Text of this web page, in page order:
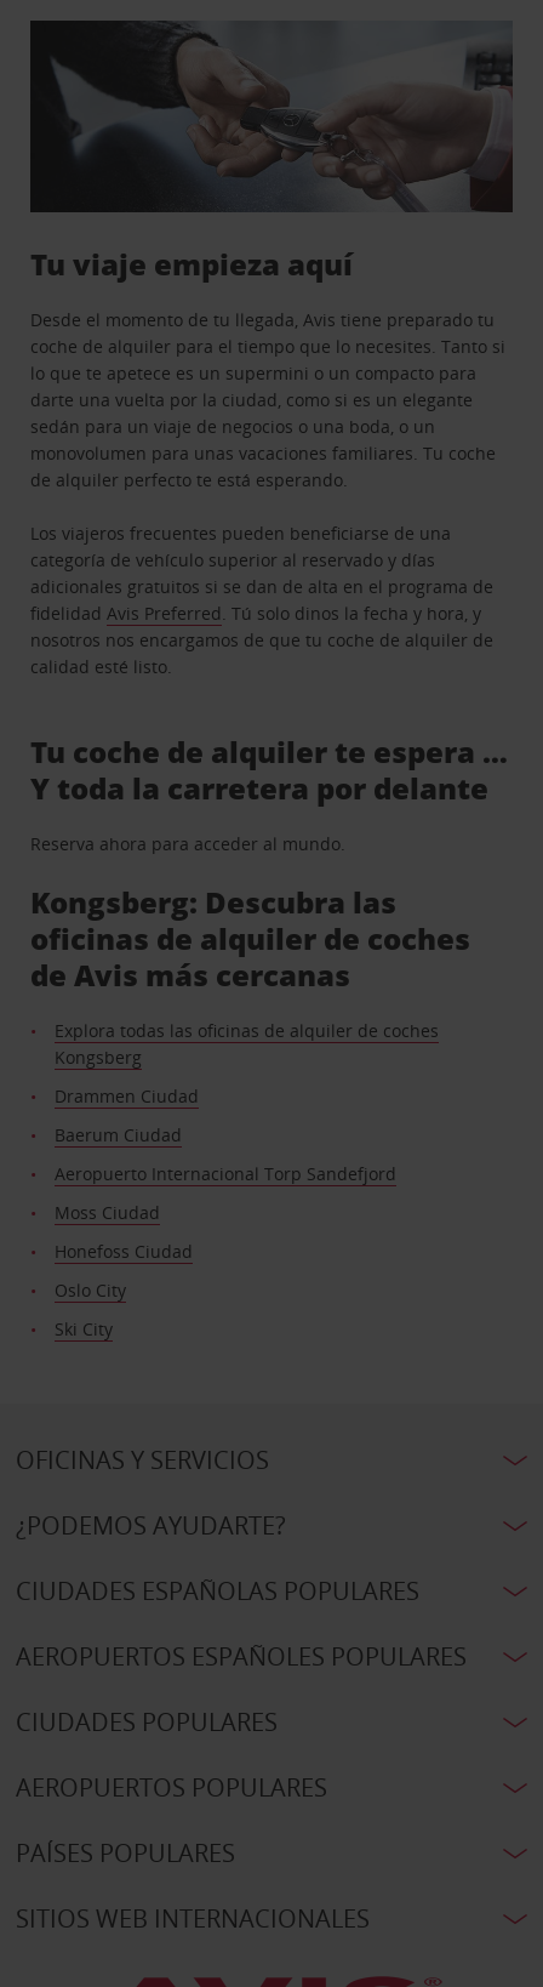
Tu viaje empieza aquí
Desde el momento de tu llegada, Avis tiene preparado tu
coche de alquiler para el tiempo que lo necesites. Tanto si
lo que te apetece es un supermini o un compacto para
darte una vuelta por la ciudad, como si es un elegante
sedán para un viaje de negocios o una boda, o un
monovolumen para unas vacaciones familiares. Tu coche
de alquiler perfecto te está esperando.
Los viajeros frecuentes pueden beneficiarse de una
categoría de vehículo superior al reservado y días
adicionales gratuitos si se dan de alta en el programa de
fidelidadAvis Preferred. Tú solo dinos la fecha y hora, y
nosotros nos encargamos de que tu coche de alquiler de
calidad esté listo.
Tu coche de alquiler te espera …
Y toda la carretera por delante
Reserva ahora para acceder al mundo.
Kongsberg: Descubra las
oficinas de alquiler de coches
de Avis más cercanas
Explora todas las oficinas de alquiler de coches
Kongsberg
Drammen Ciudad
Baerum Ciudad
Aeropuerto Internacional Torp Sandefjord
Moss Ciudad
Honefoss Ciudad
Oslo City
Ski City
OFICINAS Y SERVICIOS
¿PODEMOS AYUDARTE?
CIUDADES ESPAÑOLAS POPULARES
AEROPUERTOS ESPAÑOLES POPULARES
CIUDADES POPULARES
AEROPUERTOS POPULARES
PAÍSES POPULARES
SITIOS WEB INTERNACIONALES